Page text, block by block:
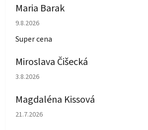
Maria Barak
Hodnotenie obchodu je 5 z 5 hviezdičiek.
9.8.2026
Super cena
Miroslava Čišecká
Hodnotenie obchodu je 1 z 5 hviezdičiek.
3.8.2026
Magdaléna Kissová
Hodnotenie obchodu je 5 z 5 hviezdičiek.
21.7.2026